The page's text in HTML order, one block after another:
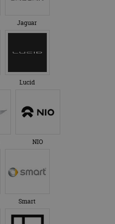
Jaguar
Lucid
NIO
Smart